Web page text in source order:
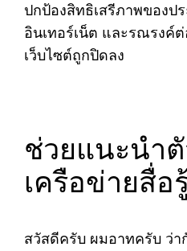
ปกป้องสิทธิเสรีภาพของป
อินเทอร์เน็ต และรณรงค์
เว็บไซต์ถูกปิดลง
ช่วยแนะนำตั
เครือข่ายสื่
สวัสดีครับ ผมอาทครับ ว่